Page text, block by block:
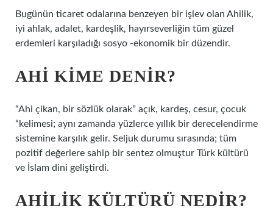
Bugünün ticaret odalarına benzeyen bir işlev olan Ahilik,
iyi ahlak, adalet, kardeşlik, hayırseverliğin tüm güzel
erdemleri karşıladığı sosyo -ekonomik bir düzendir.
AHI KIME DENIR?
“Ahi çikan, bir sözlük olarak” açık, kardeş, cesur, çocuk
“kelimesi; aynı zamanda yüzlerce yıllık bir derecelendirme
sistemine karşılık gelir. Seljuk durumu sırasında; tüm
pozitif değerlere sahip bir sentez olmuştur Türk kültürü
ve İslam dini geliştirdi.
AHILIK KÜLTÜRÜ NEDIR?